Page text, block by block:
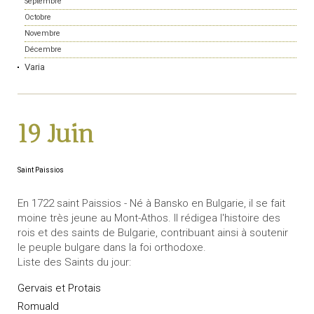
Octobre
Novembre
Décembre
Varia
19 Juin
Saint Paissios
En 1722 saint Paissios - Né à Bansko en Bulgarie, il se fait
moine très jeune au Mont-Athos. Il rédigea l'histoire des
rois et des saints de Bulgarie, contribuant ainsi à soutenir
le peuple bulgare dans la foi orthodoxe.
Liste des Saints du jour:
Gervais et Protais
Romuald